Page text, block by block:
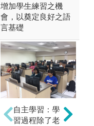
增加學生練習之機
會，以奠定良好之語
言基礎
主題及問題取
向教學：透過
自主學習：學
習過程除了老